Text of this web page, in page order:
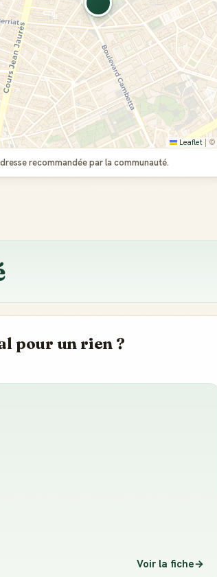
Leaflet ©
recommandée par la communauté.
pour un rien ?
Voir la fiche→